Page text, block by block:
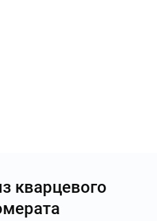
кварцевого